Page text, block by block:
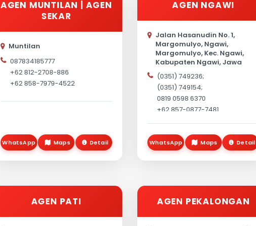
AGEN MUNTILAN | AGEN
SEKAR
Muntilan
087834185777
+62 812-2708-886
+62 858-7979-4522
WhatsApp Maps Detail
AGEN NGAWI
Jalan Hasanudin No. 1,
Margomulyo, Ngawi,
Margomulyo, Kec. Ngawi,
Kabupaten Ngawi, Jawa
Timur 63217, Indonesia
(0351) 749236;
(0351) 749154;
0819 0598 6370
+62 857-0877-7481
WhatsApp Maps Detail
AGEN PATI AGEN PEKALONGAN